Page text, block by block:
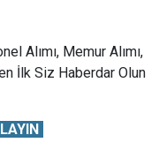
Alımı, Memur Alımı,
İlk Siz Haberdar Olun